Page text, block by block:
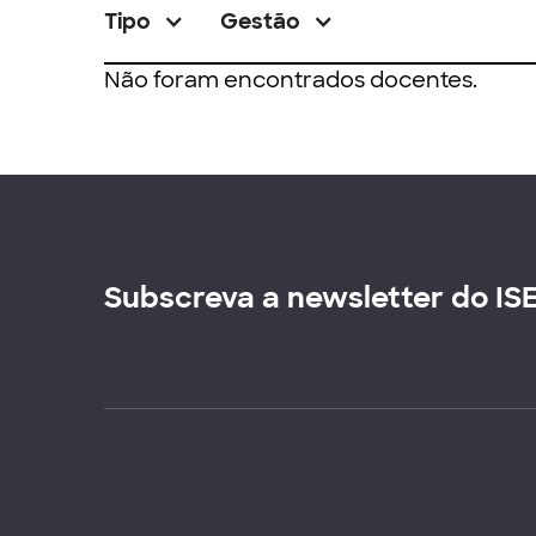
Tipo Gestão
Não foram encontrados docentes.
Subscreva a newsletter do